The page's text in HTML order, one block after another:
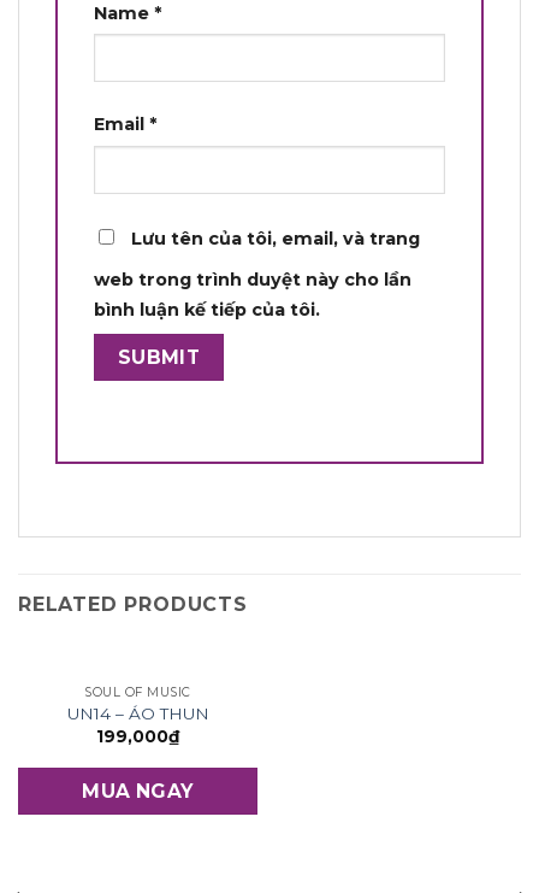
Name *
Email *
Lưu tên của tôi, email, và trang
web trong trình duyệt này cho lần
bình luận kế tiếp của tôi.
RELATED PRODUCTS
SOUL OF MUSIC
UN14 – ÁO THUN
199,000₫
MUA NGAY